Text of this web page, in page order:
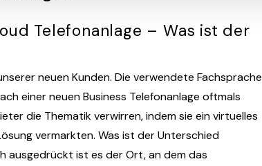
Telefonanlage – Was ist der
neuen Kunden. Die verwendete Fachsprache
einer neuen Business Telefonanlage oftmals
die Thematik verwirren, indem sie ein virtuelles
vermarkten. Was ist der Unterschied
ausgedrückt ist es der Ort, an dem das